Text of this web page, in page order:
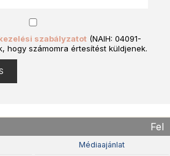
szabályzatot (NAIH: 04091-
hogy számomra értesítést küldjenek.
Fel
Médiaajánlat